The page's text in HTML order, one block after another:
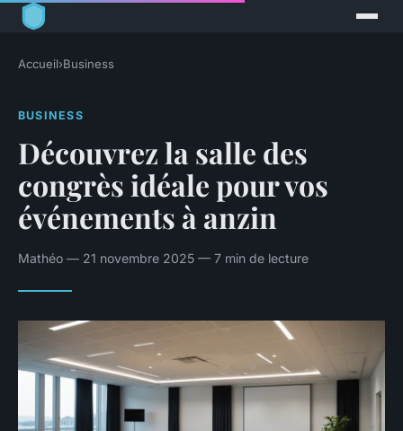
Accueil›Business
BUSINESS
Découvrez la salle des
congrès idéale pour vos
événements à anzin
Mathéo — 21 novembre 2025 — 7 min de lecture